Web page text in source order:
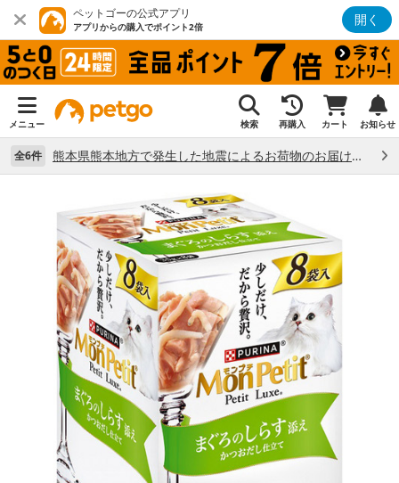
ペットゴーの公式アプリ
アプリからの購入でポイント2倍 開く
メニュー 検索 再購入 カート お知らせ
全6件 熊本県熊本地方で発生した地震によるお荷物のお届け状況について （7/28）